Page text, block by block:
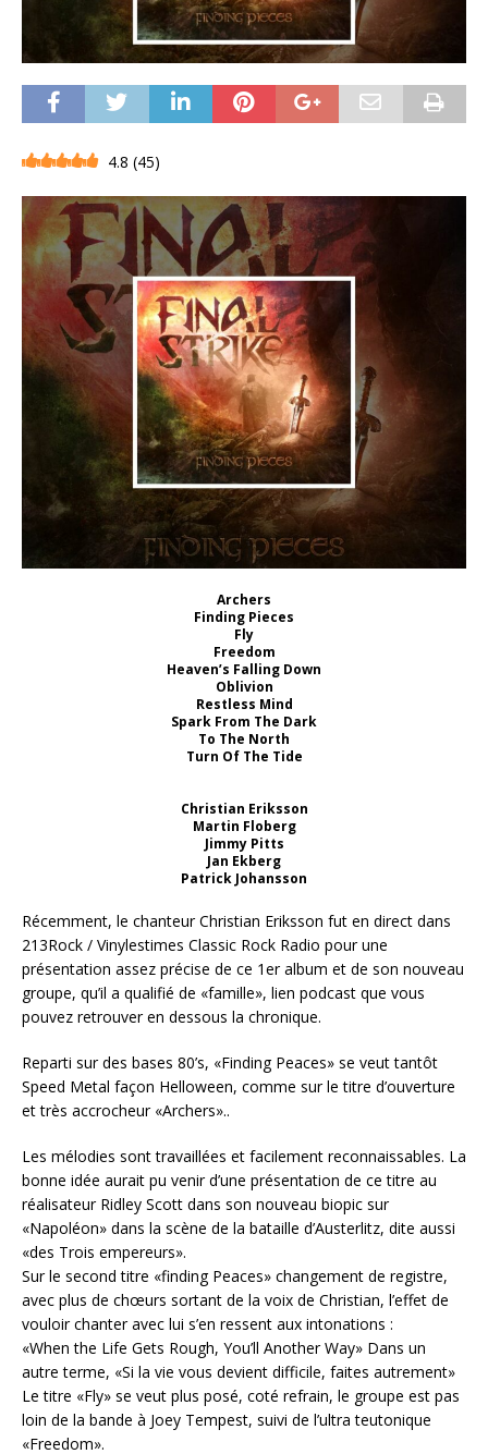
4.8 (45)
Archers
Finding Pieces
Fly
Freedom
Heaven’s Falling Down
Oblivion
Restless Mind
Spark From The Dark
To The North
Turn Of The Tide
Christian Eriksson
Martin Floberg
Jimmy Pitts
Jan Ekberg
Patrick Johansson
Récemment, le chanteur Christian Eriksson fut en direct dans
213Rock / Vinylestimes Classic Rock Radio pour une
présentation assez précise de ce 1er album et de son nouveau
groupe, qu’il a qualifié de «famille», lien podcast que vous
pouvez retrouver en dessous la chronique.
Reparti sur des bases 80’s, «Finding Peaces» se veut tantôt
Speed Metal façon Helloween, comme sur le titre d’ouverture
et très accrocheur «Archers»..
Les mélodies sont travaillées et facilement reconnaissables. La
bonne idée aurait pu venir d’une présentation de ce titre au
réalisateur Ridley Scott dans son nouveau biopic sur
«Napoléon» dans la scène de la bataille d’Austerlitz, dite aussi
«des Trois empereurs».
Sur le second titre «finding Peaces» changement de registre,
avec plus de chœurs sortant de la voix de Christian, l’effet de
vouloir chanter avec lui s’en ressent aux intonations :
«When the Life Gets Rough, You’ll Another Way» Dans un
autre terme, «Si la vie vous devient difficile, faites autrement»
Le titre «Fly» se veut plus posé, coté refrain, le groupe est pas
loin de la bande à Joey Tempest, suivi de l’ultra teutonique
«Freedom».